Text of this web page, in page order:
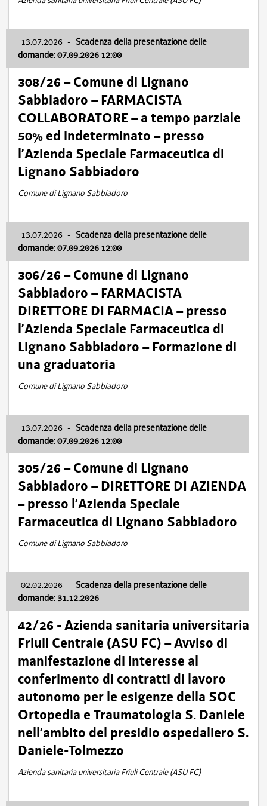
13.07.2026 - Scadenza della presentazione delle
domande: 07.09.2026 12:00
308/26 – Comune di Lignano
Sabbiadoro – FARMACISTA
COLLABORATORE – a tempo parziale
50% ed indeterminato – presso
l’Azienda Speciale Farmaceutica di
Lignano Sabbiadoro
Comune di Lignano Sabbiadoro
13.07.2026 - Scadenza della presentazione delle
domande: 07.09.2026 12:00
306/26 – Comune di Lignano
Sabbiadoro – FARMACISTA
DIRETTORE DI FARMACIA – presso
l’Azienda Speciale Farmaceutica di
Lignano Sabbiadoro – Formazione di
una graduatoria
Comune di Lignano Sabbiadoro
13.07.2026 - Scadenza della presentazione delle
domande: 07.09.2026 12:00
305/26 – Comune di Lignano
Sabbiadoro – DIRETTORE DI AZIENDA
– presso l’Azienda Speciale
Farmaceutica di Lignano Sabbiadoro
Comune di Lignano Sabbiadoro
02.02.2026 - Scadenza della presentazione delle
domande: 31.12.2026
42/26 - Azienda sanitaria universitaria
Friuli Centrale (ASU FC) – Avviso di
manifestazione di interesse al
conferimento di contratti di lavoro
autonomo per le esigenze della SOC
Ortopedia e Traumatologia S. Daniele
nell’ambito del presidio ospedaliero S.
Daniele-Tolmezzo
Azienda sanitaria universitaria Friuli Centrale (ASU FC)